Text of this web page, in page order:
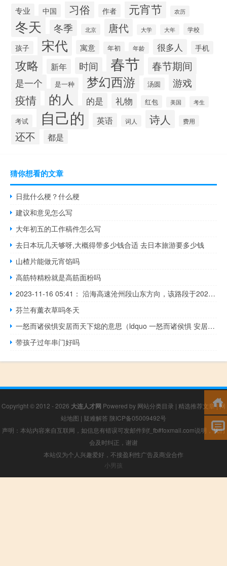
专业 中国 习俗 作者 元宵节 农历
冬天 冬季 北京 唐代 大学 大年 学校
孩子 宋代 寓意 年初 年龄 很多人 手机
攻略 新年 时间 春节 春节期间
是一个 是一种 梦幻西游 汤圆 游戏
疫情 的人 的是 礼物 红包 美国 考生
考试 自己的 英语 词人 诗人 费用
还不 都是
猜你想看的文章
日批什么梗？什么梗
建议和意见怎么写
大年初五的工作稿件怎么写
去日本玩几天够呀,大概得带多少钱合适 去日本旅游要多少钱
山楂片能做元宵馅吗
高筋特精粉就是高筋面粉吗
2023-11-16 05:41： 沿海高速沧州段山东方向，该路段于2023年11月16日06时00分中捷站附近K264+470至K264+880处专项养护施工（段桥梁防腐施工），占用超车道和应急车道。 ​​​
芬兰有薰衣草吗冬天
一怒而诸侯惧安居而天下熄的意思（ldquo 一怒而诸侯惧 安居而天下熄 rdquo 是什么意思）
带孩子过年串门好吗
Copyright © 2012 - 2026 大连人才网 Powered by 网站分类目录 | 精选推荐文章|网
站地图 | 疑难解答 陕ICP备05009492号
声明：本站内容来自互联网，如信息有错误可发邮件到f_fb#foxmail.com说明，我们
会及时纠正，谢谢
本站仅为个人兴趣爱好，不接盈利性广告及商业合作
小男孩